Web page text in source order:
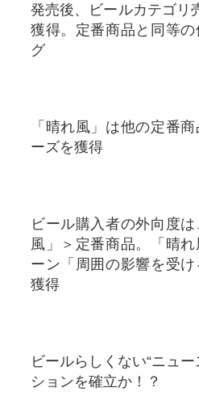
発売後、ビールカテゴリ
獲得。定番商品と同等
グ
「晴れ風」は他の定番
ーズを獲得
ビール購入者の外向度
風」＞定番商品。「晴
ーン「周囲の影響を受
獲得
ビールらしくない“ニュ
ションを確立か！？